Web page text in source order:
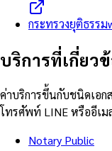
กระทรวงยุติธรรม
บริการที่เกี่ยว
ค่าบริการขึ้นกับชนิดเอ
โทรศัพท์ LINE หรืออีเม
Notary Public